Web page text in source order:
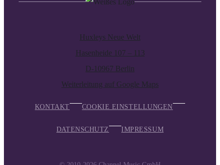
Huxleys Neue Welt
Hasenheide 107 – 113
D-10967 Berlin
Weiterleitung auf Google Maps
KONTAKT COOKIE EINSTELLUNGEN
DATENSCHUTZ IMPRESSUM